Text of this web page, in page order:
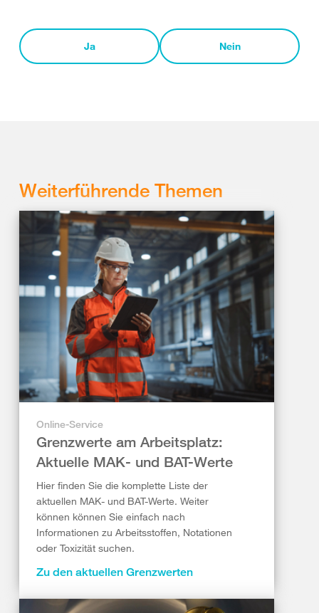
Ja Nein
Weiterführende Themen
Online-Service
Grenzwerte am Arbeitsplatz:
Aktuelle MAK- und BAT-Werte
Hier finden Sie die komplette Liste der
aktuellen MAK- und BAT-Werte. Weiter
können können Sie einfach nach
Informationen zu Arbeitsstoffen, Notationen
oder Toxizität suchen.
Zu den aktuellen Grenzwerten